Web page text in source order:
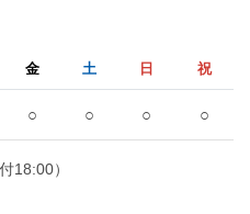
金 土 日 祝
○ ○ ○ ○
18:00）